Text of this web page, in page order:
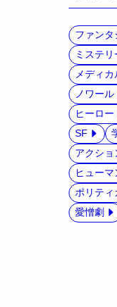
ファンタ
ミステリ
メディカ
ノワール
ヒーロー
SF
アクショ
ヒューマ
ポリティ
愛憎劇